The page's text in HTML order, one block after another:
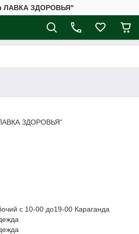
ЛАВКА ЗДОРОВЬЯ"
ЗДОРОВЬЯ"
с 10-00 до19-00 Караганда